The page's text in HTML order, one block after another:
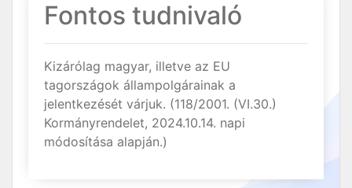
Fontos tudnivaló
Kizárólag magyar, illetve az EU
tagországok állampolgárainak a
jelentkezését várjuk. (118/2001. (VI.30.)
Kormányrendelet, 2024.10.14. napi
módosítása alapján.)